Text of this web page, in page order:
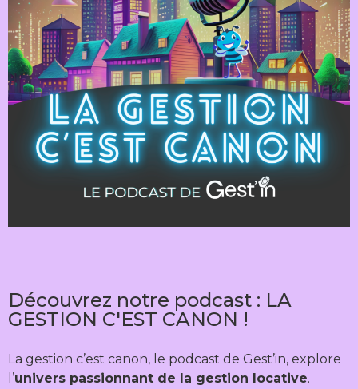
Découvrez notre podcast : LA
GESTION C'EST CANON !
La gestion c’est canon, le podcast de Gest’in, explore
l’univers passionnant de la gestion locative.